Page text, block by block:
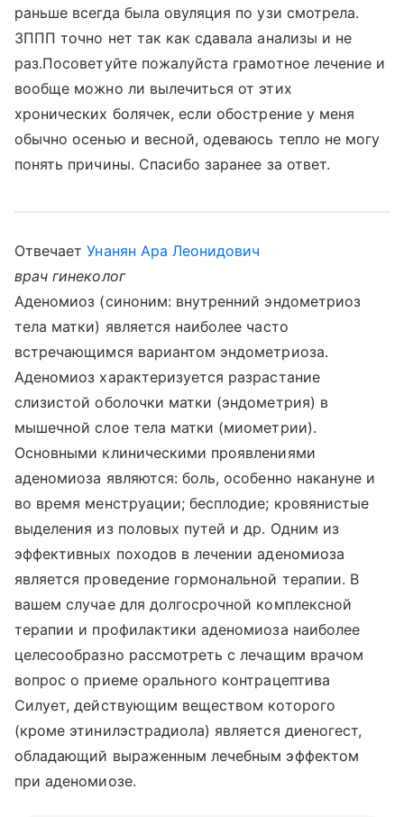
раньше всегда была овуляция по узи смотрела.
ЗППП точно нет так как сдавала анализы и не
раз.Посоветуйте пожалуйста грамотное лечение и
вообще можно ли вылечиться от этих
хронических болячек, если обострение у меня
обычно осенью и весной, одеваюсь тепло не могу
понять причины. Спасибо заранее за ответ.
ОтвечаетУнанян Ара Леонидович
врач гинеколог
Аденомиоз (синоним: внутренний эндометриоз
тела матки) является наиболее часто
встречающимся вариантом эндометриоза.
Аденомиоз характеризуется разрастание
слизистой оболочки матки (эндометрия) в
мышечной слое тела матки (миометрии).
Основными клиническими проявлениями
аденомиоза являются: боль, особенно накануне и
во время менструации; бесплодие; кровянистые
выделения из половых путей и др. Одним из
эффективных походов в лечении аденомиоза
является проведение гормональной терапии. В
вашем случае для долгосрочной комплексной
терапии и профилактики аденомиоза наиболее
целесообразно рассмотреть с лечащим врачом
вопрос о приеме орального контрацептива
Силует, действующим веществом которого
(кроме этинилэстрадиола) является диеногест,
обладающий выраженным лечебным эффектом
при аденомиозе.